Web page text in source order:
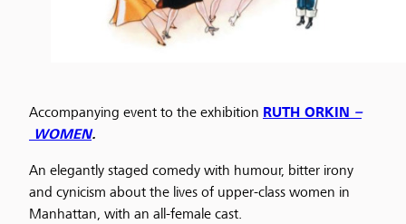
Accompanying event to the exhibition RUTH ORKIN –
WOMEN.
An elegantly staged comedy with humour, bitter irony
and cynicism about the lives of upper-class women in
Manhattan, with an all-female cast.